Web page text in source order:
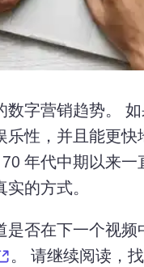
字营销趋势。
性，并且能更快
in a new tab)
70 年代中期以来
的方式。
是否在下一个视频
(opens in a new
。 请继续阅读，